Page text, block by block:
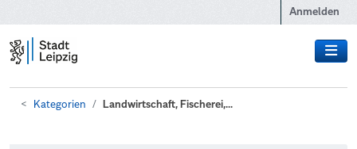
Anmelden
Kategorien Landwirtschaft, Fischerei,...